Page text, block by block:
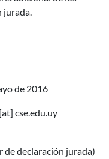
jurada.
de 2016
[at] cse.edu.uy
de declaración jurada)